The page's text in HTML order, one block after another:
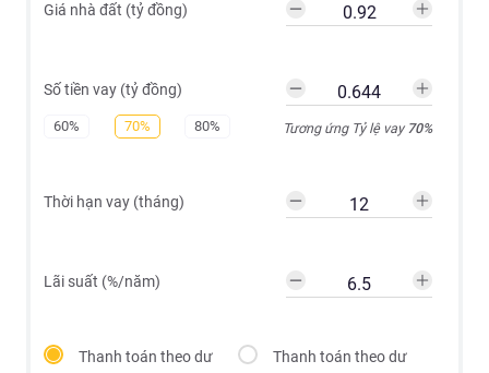
Giá nhà đất (tỷ đồng)
Số tiền vay (tỷ đồng)
60% 70% 80% Tương ứng Tỷ lệ vay70%
Thời hạn vay (tháng)
Lãi suất (%/năm)
Thanh toán theo dư
Thanh toán theo dư